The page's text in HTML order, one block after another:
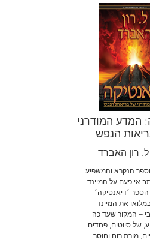
המדע המודרני
הנפש
רון האברד
הנקרא והמשפיע
אי פעם על המיינד
הספר ׳דיאנטיקה׳
את המיינד
– המקור שעד כה
של סיוטים, פחדים
מורת רוח וחוסר